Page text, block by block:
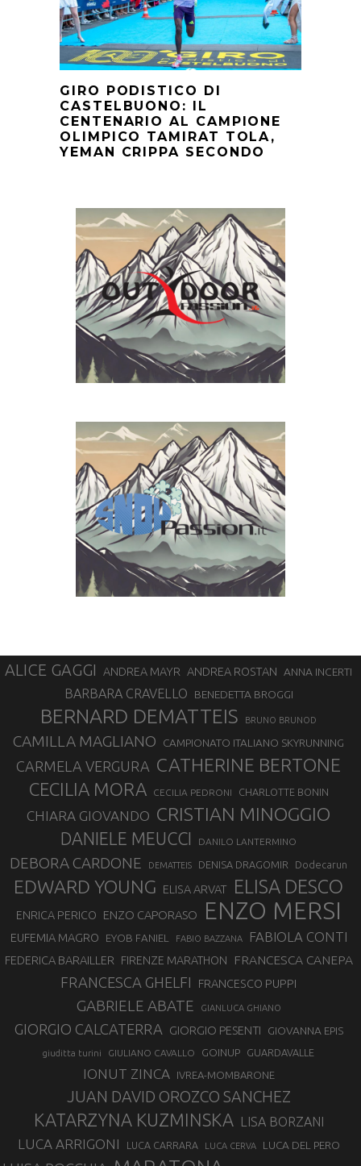
GIRO PODISTICO DI
CASTELBUONO: IL
CENTENARIO AL CAMPIONE
OLIMPICO TAMIRAT TOLA,
YEMAN CRIPPA SECONDO
ALICE GAGGI ANDREA MAYR ANDREA ROSTAN ANNA INCERTI
BARBARA CRAVELLO BENEDETTA BROGGI
BERNARD DEMATTEIS BRUNO BRUNOD
CAMILLA MAGLIANO CAMPIONATO ITALIANO SKYRUNNING
CARMELA VERGURA CATHERINE BERTONE
CECILIA MORA CECILIA PEDRONI CHARLOTTE BONIN
CHIARA GIOVANDO CRISTIAN MINOGGIO
DANIELE MEUCCI DANILO LANTERMINO
DEBORA CARDONE DEMATTEIS DENISA DRAGOMIR Dodecarun
EDWARD YOUNG ELISA ARVAT ELISA DESCO
ENRICA PERICO ENZO CAPORASO ENZO MERSI
EUFEMIA MAGRO EYOB FANIEL FABIO BAZZANA FABIOLA CONTI
FEDERICA BARAILLER FIRENZE MARATHON FRANCESCA CANEPA
FRANCESCA GHELFI FRANCESCO PUPPI
GABRIELE ABATE GIANLUCA GHIANO
GIORGIO CALCATERRA GIORGIO PESENTI GIOVANNA EPIS
giuditta turini GIULIANO CAVALLO GOINUP GUARDAVALLE
IONUT ZINCA IVREA-MOMBARONE
JUAN DAVID OROZCO SANCHEZ
KATARZYNA KUZMINSKA LISA BORZANI
LUCA ARRIGONI LUCA CARRARA LUCA CERVA LUCA DEL PERO